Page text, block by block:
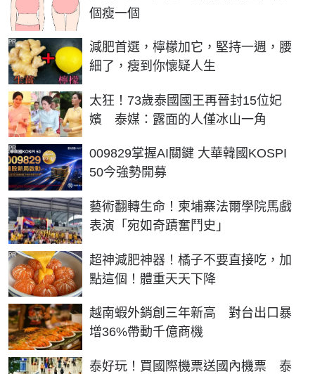
個瘦一個
減肥首選，檸檬加它，堅持一週，腰
細了，瘦到你懷疑人生
PR
太狂！73歲泰國國王再晉封15位妃
嬪 泰媒：露面的人僅冰山一角
009829掌握AI關鍵 大華韓國KOSPI
50今強勢開募
PR
藝術翻轉生命！柬埔寨法爾學院馬戲
表演「宛如奇蹟奮鬥史」
超神減肥神器！橘子不要直接吃，加
點這個！體重天天下降
PR
越南蝦外銷創三年新高 對台出口暴
增36%帶動千億商機
泰好玩！買國際機票送國內機票 泰